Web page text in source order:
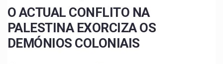
O ACTUAL CONFLITO NA
PALESTINA EXORCIZA OS
DEMÓNIOS COLONIAIS